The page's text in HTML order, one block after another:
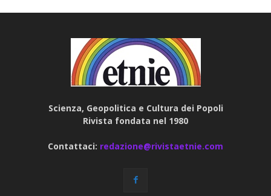
Scienza, Geopolitica e Cultura dei Popoli
Rivista fondata nel 1980
Contattaci: redazione@rivistaetnie.com